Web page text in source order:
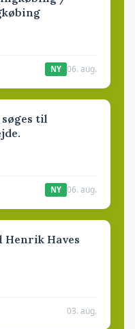
NY 06. aug.
til
NY 06. aug.
Henrik Haves
03. aug.